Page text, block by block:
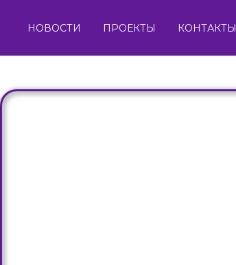
НОВОСТИ ПРОЕКТЫ КОНТАКТЫ